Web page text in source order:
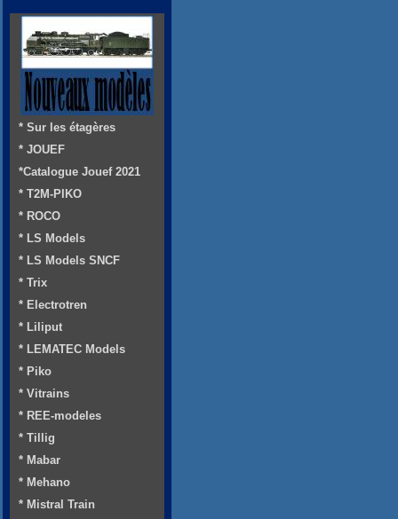
* Sur les étagères
* JOUEF
*Catalogue Jouef 2021
* T2M-PIKO
* ROCO
* LS Models
* LS Models SNCF
* Trix
* Electrotren
* Liliput
* LEMATEC Models
* Piko
* Vitrains
* REE-modeles
* Tillig
* Mabar
* Mehano
* Mistral Train